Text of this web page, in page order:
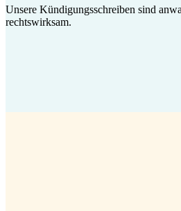
Unsere Kündigungsschreiben sind
rechtswirksam.